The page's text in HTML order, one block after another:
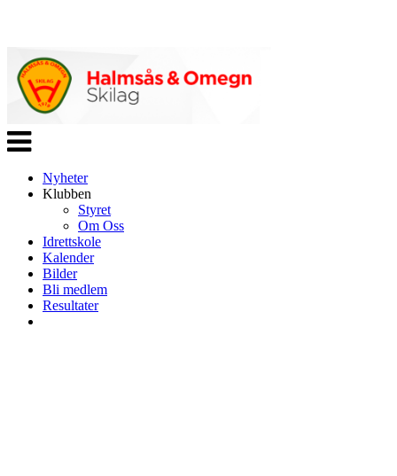
Veksle
navigasjon
Nyheter
Klubben
Styret
Om Oss
Idrettskole
Kalender
Bilder
Bli medlem
Resultater